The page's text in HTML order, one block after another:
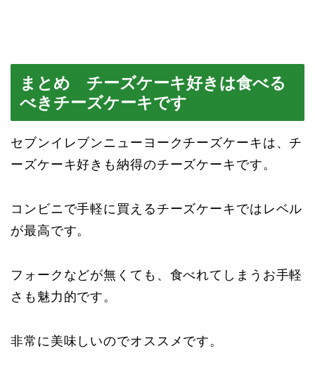
まとめ チーズケーキ好きは食べる
べきチーズケーキです
セブンイレブンニューヨークチーズケーキは、チ
ーズケーキ好きも納得のチーズケーキです。
コンビニで手軽に買えるチーズケーキではレベル
が最高です。
フォークなどが無くても、食べれてしまうお手軽
さも魅力的です。
非常に美味しいのでオススメです。